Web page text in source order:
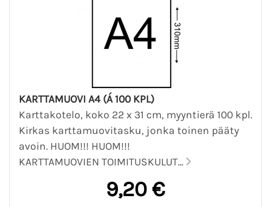
KARTTAMUOVI A4 (Á 100 KPL)
Karttakotelo, koko 22 x 31 cm, myyntierä 100 kpl.
Kirkas karttamuovitasku, jonka toinen pääty
avoin. HUOM!!! HUOM!!!
KARTTAMUOVIEN TOIMITUSKULUT...
9,20 €